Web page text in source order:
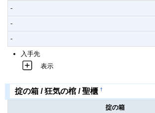
-
-
-
入手先
表示
掟の箱 / 狂気の棺 / 聖櫃 †
掟の箱